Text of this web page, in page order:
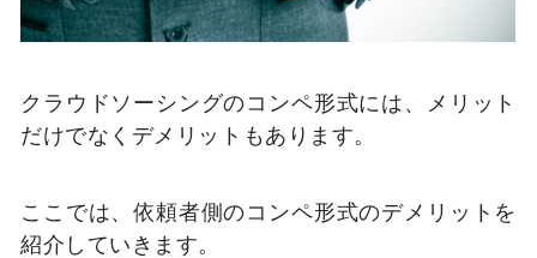
クラウドソーシングのコンペ形式には、メリット
だけでなくデメリットもあります。
ここでは、依頼者側のコンペ形式のデメリットを
紹介していきます。